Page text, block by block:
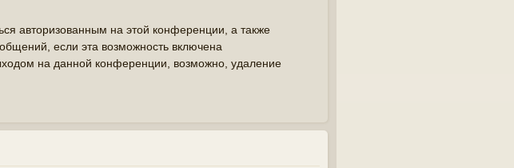
авторизованным на этой конференции, а также
если эта возможность включена
на данной конференции, возможно, удаление